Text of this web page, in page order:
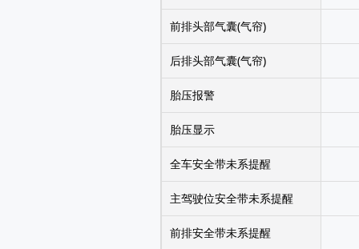
前排头部气囊(气帘)
后排头部气囊(气帘)
胎压报警
胎压显示
全车安全带未系提醒
主驾驶位安全带未系提醒
前排安全带未系提醒